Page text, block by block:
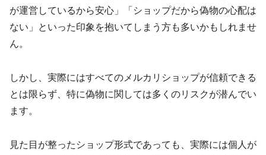
が運営しているから安心」「ショップだから偽物の心配は
ない」といった印象を抱いてしまう方も多いかもしれませ
ん。
しかし、実際にはすべてのメルカリショップが信頼できる
とは限らず、特に偽物に関しては多くのリスクが潜んでい
ます。
見た目が整ったショップ形式であっても、実際には個人が